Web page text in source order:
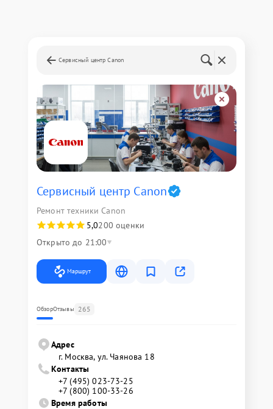
Сервисный центр Canon
Сервисный центр Canon
Ремонт техники Canon
5,0200 оценки
Открыто до 21:00
Маршрут
ОбзорОтзывы 265
Адрес
г. Москва, ул. Чаянова 18
Контакты
+7 (495) 023-73-25
+7 (800) 100-33-26
Время работы